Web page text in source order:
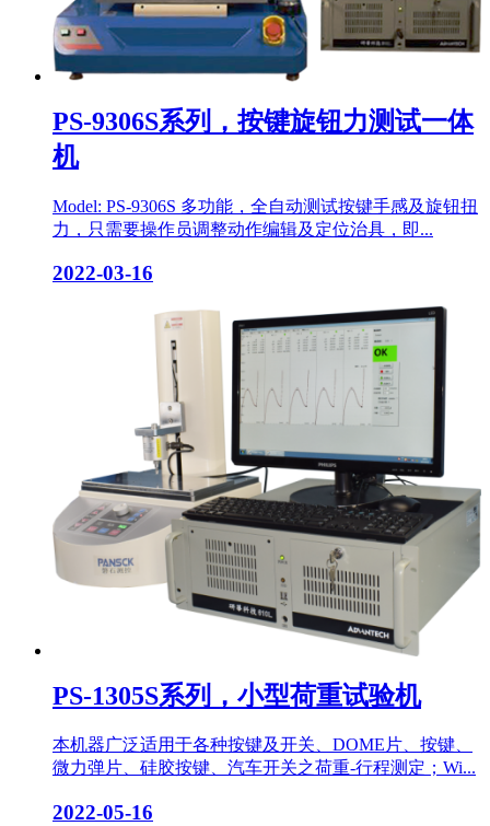
PS-9306S系列，按键旋钮力测试一体
机
Model: PS-9306S 多功能，全自动测试按键手感及旋钮扭
力，只需要操作员调整动作编辑及定位治具，即...
2022-03-16
PS-1305S系列，小型荷重试验机
本机器广泛适用于各种按键及开关、DOME片、按键、
微力弹片、硅胶按键、汽车开关之荷重-行程测定；Wi...
2022-05-16